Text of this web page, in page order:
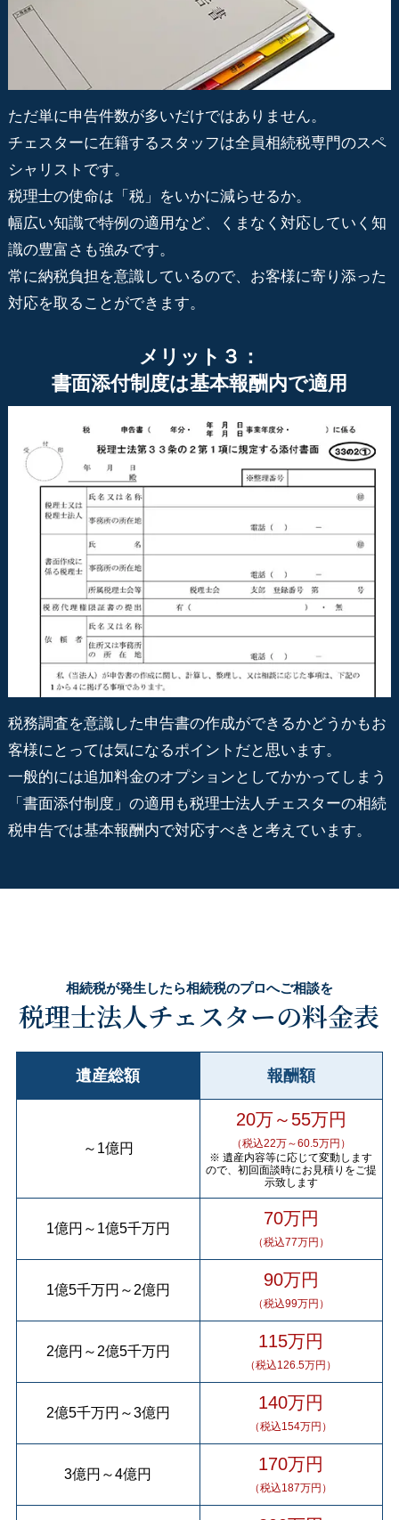
ただ単に申告件数が多いだけではありません。
チェスターに在籍するスタッフは全員相続税専門のスペ
シャリストです。
税理士の使命は「税」をいかに減らせるか。
幅広い知識で特例の適用など、くまなく対応していく知
識の豊富さも強みです。
常に納税負担を意識しているので、お客様に寄り添った
対応を取ることができます。
メリット３：
書面添付制度は基本報酬内で適用
税務調査を意識した申告書の作成ができるかどうかもお
客様にとっては気になるポイントだと思います。
一般的には追加料金のオプションとしてかかってしまう
「書面添付制度」の適用も税理士法人チェスターの相続
税申告では基本報酬内で対応すべきと考えています。
相続税が発生したら相続税のプロへご相談を
税理士法人チェスターの料金表
遺産総額 報酬額
～ 1億円
20万～55万円
（税込22万～60.5万円）
※ 遺産内容等に応じて変動します
ので、初回面談時にお見積りをご提
示致します
1億円 ～ 1億5千万円 70万円
（税込77万円）
1億5千万円 ～ 2億円 90万円
（税込99万円）
2億円 ～ 2億5千万円 115万円
（税込126.5万円）
2億5千万円 ～3億円 140万円
（税込154万円）
3億円 ～4億円 170万円
（税込187万円）